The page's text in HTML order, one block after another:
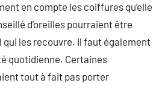
en compte les coiffures qu’elle
d’oreilles pourraient être
qui les recouvre. Il faut également
quotidienne. Certaines
tout à fait pas porter